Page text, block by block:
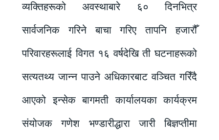
व्यक्तिहरूको अवस्थाबारे ६० दिनभित्र
सार्वजनिक गरिने बाचा गरिए तापनि हजारौँ
परिवारहरूलाई विगत १६ वर्षदेखि ती घटनाहरूको
सत्यतथ्य जान्न पाउने अधिकारबाट वञ्चित गरिँदै
आएको इन्सेक बागमती कार्यालयका कार्यक्रम
संयोजक गणेश भण्डारीद्धारा जारी बिज्ञप्तीमा